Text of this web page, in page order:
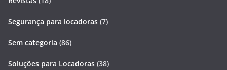
Segurança para locadoras (7)
Sem categoria (86)
Soluções para Locadoras (38)